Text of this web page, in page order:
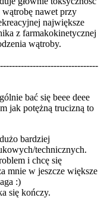
nawet przy
największe
z farmakokinetycznej
wątroby.
bać się beee deee
jak potężną trucizną to
bardziej
technicznych.
i chcę się
mnie w jeszcze większe
:)
się kończy.